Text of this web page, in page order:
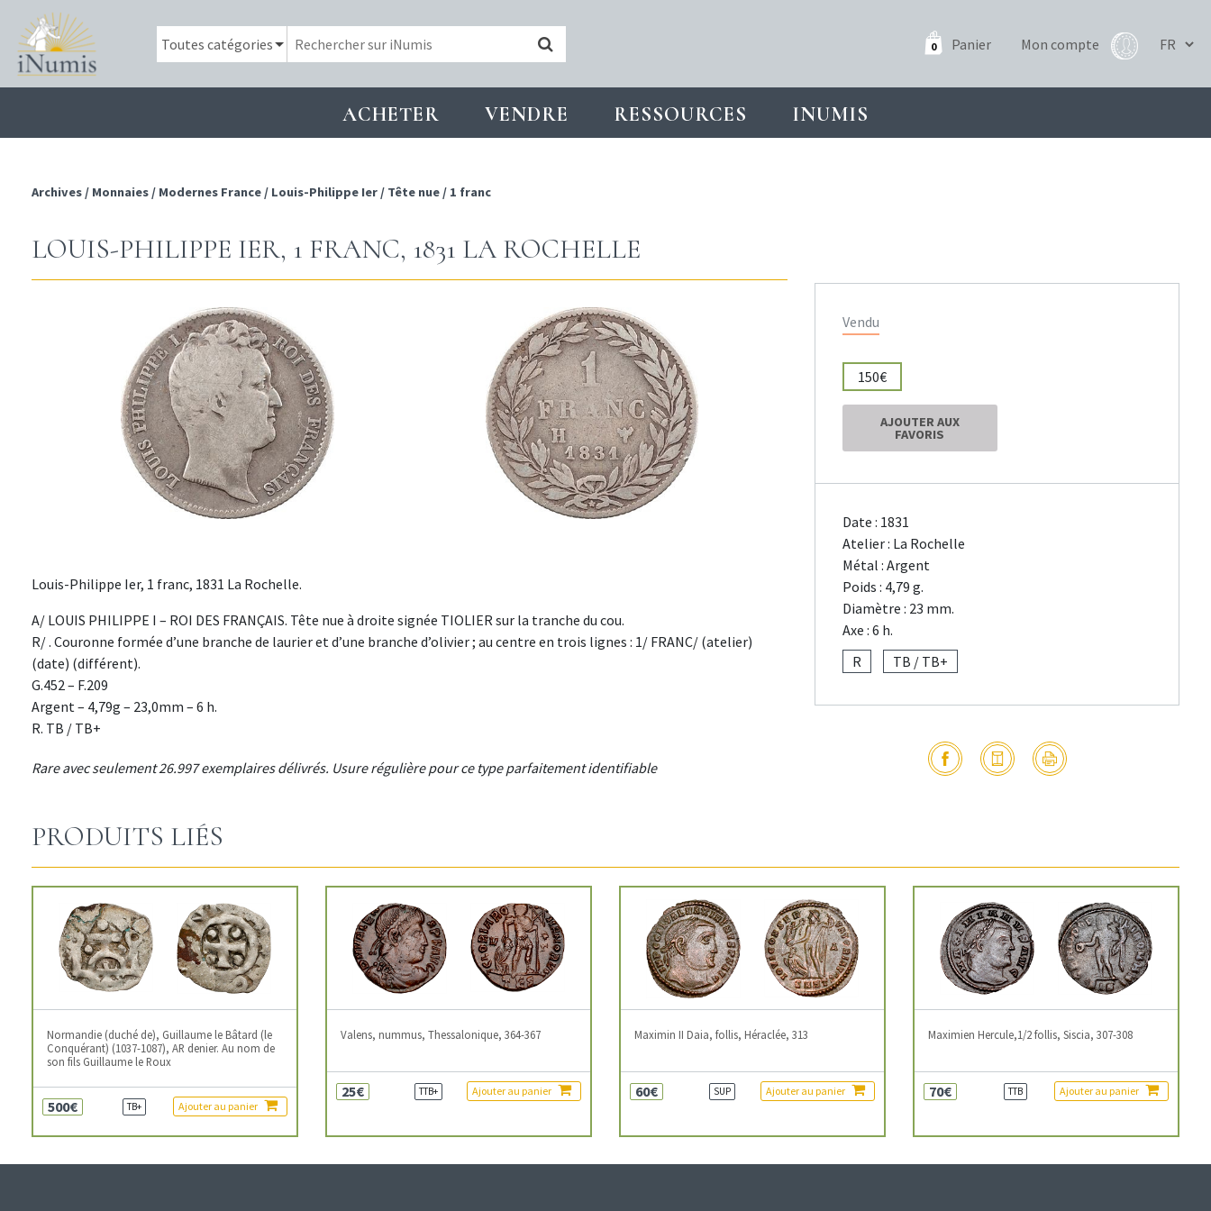
0 Panier Mon compte
ACHETER VENDRE RESSOURCES INUMIS
Archives / Monnaies / Modernes France / Louis-Philippe Ier / Tête nue / 1 franc
LOUIS-PHILIPPE IER, 1 FRANC, 1831 LA ROCHELLE
Louis-Philippe Ier, 1 franc, 1831 La Rochelle.
A/ LOUIS PHILIPPE I – ROI DES FRANÇAIS. Tête nue à droite signée TIOLIER sur la tranche du cou.
R/ . Couronne formée d’une branche de laurier et d’une branche d’olivier ; au centre en trois lignes : 1/ FRANC/ (atelier)
(date) (différent).
G.452 – F.209
Argent – 4,79g – 23,0mm – 6 h.
R. TB / TB+
Rare avec seulement 26.997 exemplaires délivrés. Usure régulière pour ce type parfaitement identifiable
Vendu
150€
AJOUTER AUX
FAVORIS
Date : 1831
Atelier : La Rochelle
Métal : Argent
Poids : 4,79 g.
Diamètre : 23 mm.
Axe : 6 h.
R
TB / TB+
PRODUITS LIÉS
Normandie (duché de), Guillaume le Bâtard (le
Conquérant) (1037-1087), AR denier. Au nom de
son fils Guillaume le Roux
500€ TB+ Ajouter au panier
Valens, nummus, Thessalonique, 364-367
25€ TTB+ Ajouter au panier
Maximin II Daia, follis, Héraclée, 313
60€ SUP Ajouter au panier
Maximien Hercule,1/2 follis, Siscia, 307-308
70€ TTB Ajouter au panier